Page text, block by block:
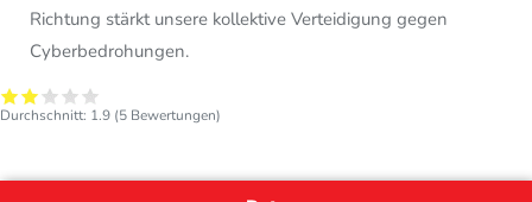
Richtung stärkt unsere kollektive Verteidigung gegen
Cyberbedrohungen.
Durchschnitt: 1.9 (5 Bewertungen)